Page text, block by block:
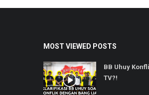
MOST VIEWED POSTS
BB Uhuy
TV?!